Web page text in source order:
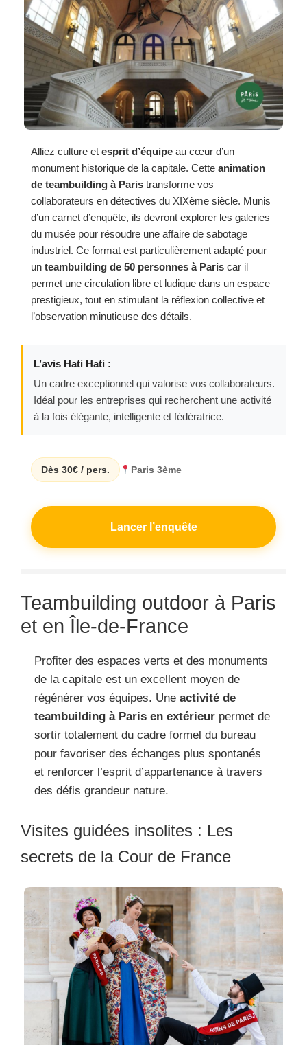
Alliez culture et esprit d’équipe au cœur d’un
monument historique de la capitale. Cette animation
de teambuilding à Paris transforme vos
collaborateurs en détectives du XIXème siècle. Munis
d’un carnet d’enquête, ils devront explorer les galeries
du musée pour résoudre une affaire de sabotage
industriel. Ce format est particulièrement adapté pour
un teambuilding de 50 personnes à Paris car il
permet une circulation libre et ludique dans un espace
prestigieux, tout en stimulant la réflexion collective et
l’observation minutieuse des détails.
L’avis Hati Hati :
Un cadre exceptionnel qui valorise vos collaborateurs.
Idéal pour les entreprises qui recherchent une activité
à la fois élégante, intelligente et fédératrice.
Dès 30€ / pers. Paris 3ème
Lancer l’enquête
Teambuilding outdoor à Paris
et en Île-de-France
Profiter des espaces verts et des monuments
de la capitale est un excellent moyen de
régénérer vos équipes. Une activité de
teambuilding à Paris en extérieur permet de
sortir totalement du cadre formel du bureau
pour favoriser des échanges plus spontanés
et renforcer l’esprit d’appartenance à travers
des défis grandeur nature.
Visites guidées insolites : Les
secrets de la Cour de France